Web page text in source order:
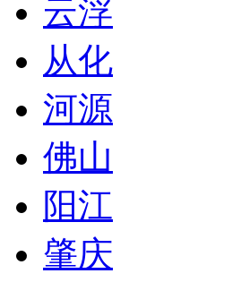
云浮
从化
河源
佛山
阳江
肇庆